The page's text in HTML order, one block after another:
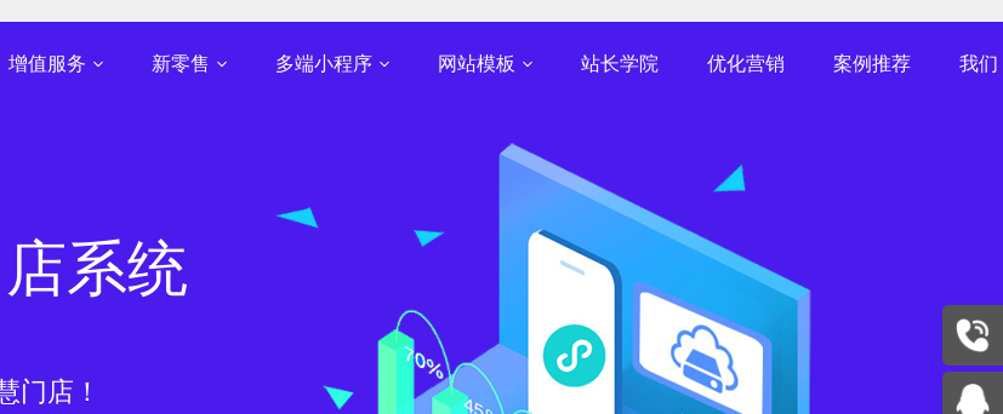
增值服务 新零售 多端小程序 网站模板 站长学院 优化营销 案例推荐 我们
系统
门店！